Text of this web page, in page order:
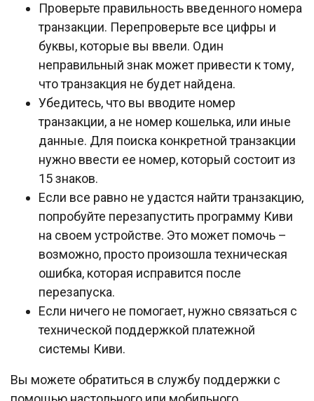
Проверьте правильность введенного номера
транзакции. Перепроверьте все цифры и
буквы, которые вы ввели. Один
неправильный знак может привести к тому,
что транзакция не будет найдена.
Убедитесь, что вы вводите номер
транзакции, а не номер кошелька, или иные
данные. Для поиска конкретной транзакции
нужно ввести ее номер, который состоит из
15 знаков.
Если все равно не удастся найти транзакцию,
попробуйте перезапустить программу Киви
на своем устройстве. Это может помочь –
возможно, просто произошла техническая
ошибка, которая исправится после
перезапуска.
Если ничего не помогает, нужно связаться с
технической поддержкой платежной
системы Киви.
Вы можете обратиться в службу поддержки с